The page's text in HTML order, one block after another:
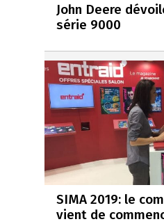
John Deere
série 9000
SIMA 2019: le
vient de